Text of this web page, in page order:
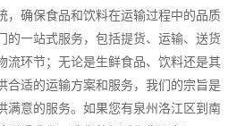
，确保食品和饮料在运输过程中的品质
的一站式服务，包括提货、运输、送货
流环节；无论是生鲜食品、饮料还是其
合适的运输方案和服务，我们的宗旨是
满意的服务。如果您有泉州洛江区到南